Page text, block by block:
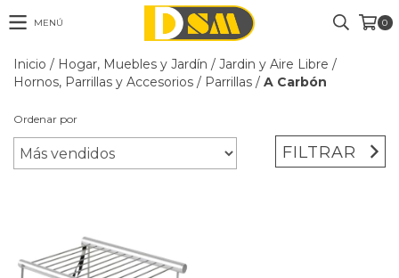
MENÚ 0
Inicio / Hogar, Muebles y Jardín / Jardin y Aire Libre /
Hornos, Parrillas y Accesorios / Parrillas / A Carbón
Ordenar por
FILTRAR